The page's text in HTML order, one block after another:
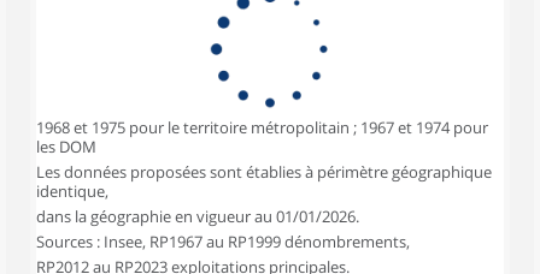
1968 et 1975 pour le territoire métropolitain ; 1967 et 1974 pour
les DOM
Les données proposées sont établies à périmètre géographique
identique,
dans la géographie en vigueur au 01/01/2026.
Sources : Insee, RP1967 au RP1999 dénombrements,
RP2012 au RP2023 exploitations principales.